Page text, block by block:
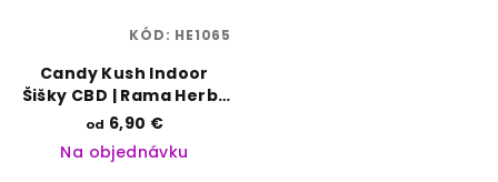
Candy Kush Indoor
Šišky CBD | Rama Herbs
| Vaporama
od 6,90 €
Na objednávku
KÓD: HE1065